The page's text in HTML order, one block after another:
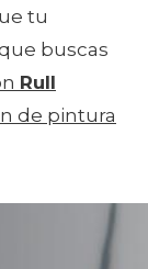
tu
buscas
Rull
de pintura